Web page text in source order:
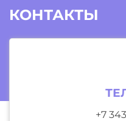
КОНТАКТЫ
+7